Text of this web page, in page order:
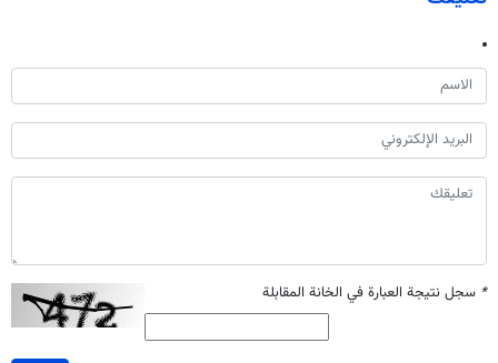
* سجل نتيجة العبارة في الخانة المقابلة